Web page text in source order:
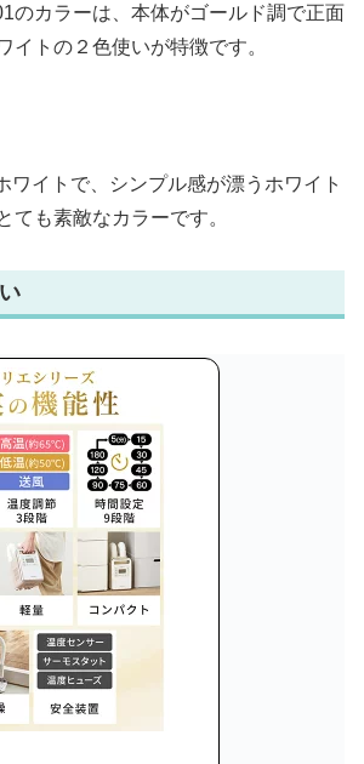
のカラーは、本体がゴールド調で正面
イトの２色使いが特徴です。
ワイトで、シンプル感が漂うホワイト
ても素敵なカラーです。